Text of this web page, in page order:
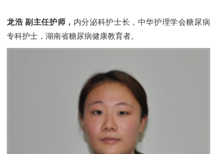
龙浩 副主任护师， 内分泌科护士长，中华护理学会糖尿病
专科护士，湖南省糖尿病健康教育者。